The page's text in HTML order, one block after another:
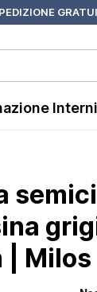
Interni
| Milos